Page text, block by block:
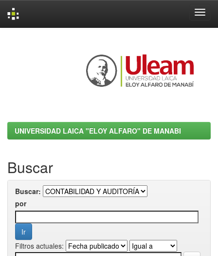
UNIVERSIDAD LAICA "ELOY ALFARO" DE MANABI
Buscar
Buscar:
por
Filtros actuales: